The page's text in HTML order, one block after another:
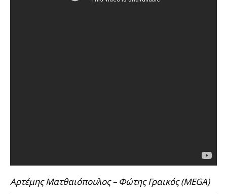
Αρτέμης Ματθαιόπουλος – Φώτης Γραικός (MEGA)